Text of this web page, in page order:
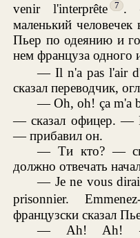
venir l'interprête
7 .
маленький человечек
Пьер по одеянию и
нем француза одного
— Il n'a pas l'air
сказал переводчик,
— Oh, oh! ça m'a
— сказал офицер. —
— прибавил он.
— Ти кто? —
должно отвечать
— Je ne vous
prisonnier.
французски сказал
— Ah! Ah! —